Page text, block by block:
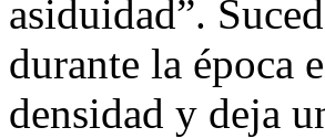
asiduidad”.
durante la época
densidad y deja